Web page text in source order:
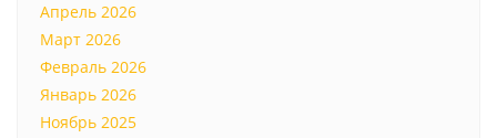
Апрель 2026
Март 2026
Февраль 2026
Январь 2026
Ноябрь 2025